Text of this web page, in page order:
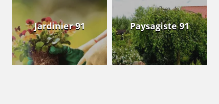
Jardinier 91 Paysagiste 91